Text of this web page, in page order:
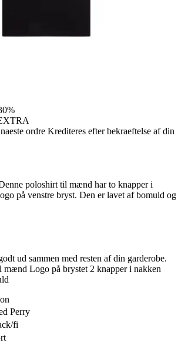
ordre Krediteres efter bekraeftelse af din
poloshirt til mænd har to knapper i
på venstre bryst. Den er lavet af bomuld og
ud sammen med resten af din garderobe.
mænd Logo på brystet 2 knapper i nakken
Perry
fi